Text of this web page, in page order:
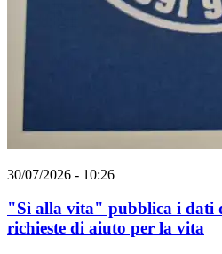
30/07/2026 - 10:26
"Sì alla vita" pubblica i dati
richieste di aiuto per la vita